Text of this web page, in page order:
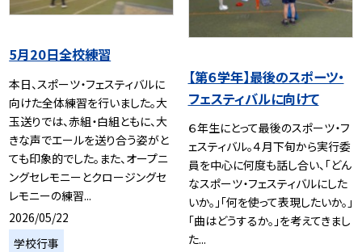
5月20日全校練習
本日、スポーツ・フェスティバルに
向けた全体練習を行いました。大
玉送りでは、赤組・白組ともに、大
きな声でエールを送り合う姿がと
ても印象的でした。また、オープニ
ングセレモニーとクロージングセ
レモニーの練習...
2026/05/22
学校行事
【第６学年】最後のスポーツ・
フェスティバルに向けて
６年生にとって最後のスポーツ・フ
ェスティバル。４月下旬から実行委
員を中心に何度も話し合い、「どん
なスポーツ・フェスティバルにした
いか。」「何を使って表現したいか。」
「曲はどうするか。」を考えてきまし
た...